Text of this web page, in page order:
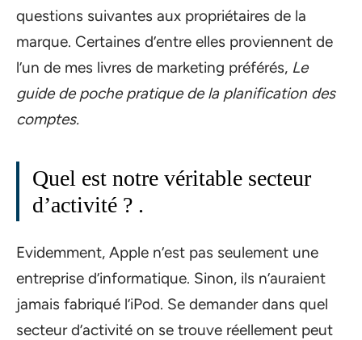
questions suivantes aux propriétaires de la
marque. Certaines d’entre elles proviennent de
l’un de mes livres de marketing préférés, Le
guide de poche pratique de la planification des
comptes.
Quel est notre véritable secteur
d’activité ? .
Evidemment, Apple n’est pas seulement une
entreprise d’informatique. Sinon, ils n’auraient
jamais fabriqué l’iPod. Se demander dans quel
secteur d’activité on se trouve réellement peut